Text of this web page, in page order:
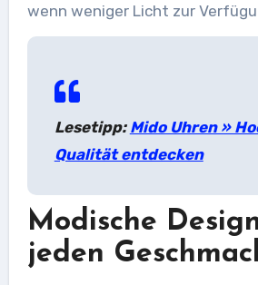
wenn weniger Licht zur
Lesetipp: Mido Uhren »
Qualität entdecken
Modische
jeden